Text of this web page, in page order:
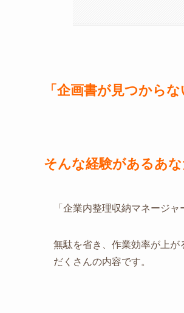
「企画書が見つから
そんな経験があるあな
「企業内整理収納マネージ
無駄を省き、作業効率が上が
だくさんの内容です。